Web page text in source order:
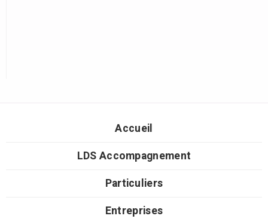
Accueil
LDS Accompagnement
Particuliers
Entreprises